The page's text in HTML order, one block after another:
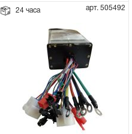
24 часа арт. 505492